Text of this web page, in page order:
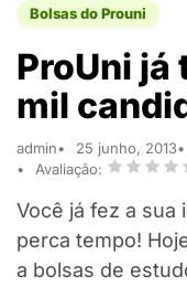
Bolsas do Prouni
ProUni já
mil
admin 25 junho, 2013
Avaliação:
Você já fez a sua
perca tempo!
a bolsas de